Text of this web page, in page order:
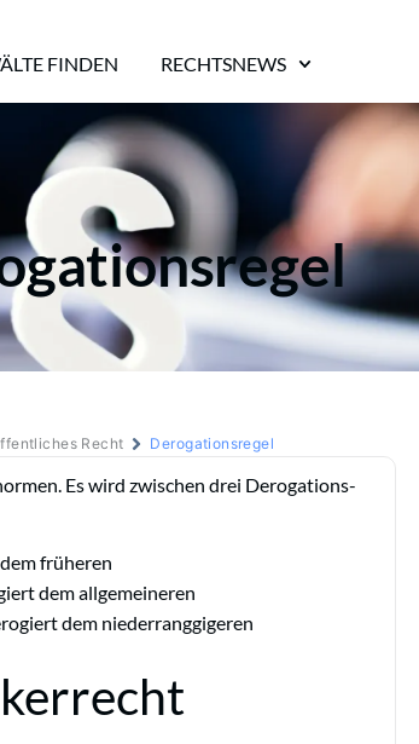
FINDEN RECHTSNEWS
Recht Derogationsregel
Es wird zwischen drei Derogations-
früheren
dem allgemeineren
dem niederranggigeren